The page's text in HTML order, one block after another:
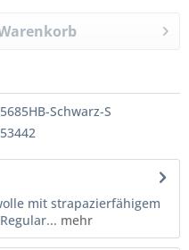
Schwarz-S
mit strapazierfähigem
mehr